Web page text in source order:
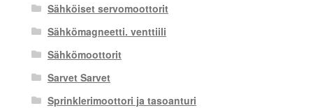
Sähköiset servomoottorit
Sähkömagneetti. venttiili
Sähkömoottorit
Sarvet Sarvet
Sprinklerimoottori ja tasoanturi